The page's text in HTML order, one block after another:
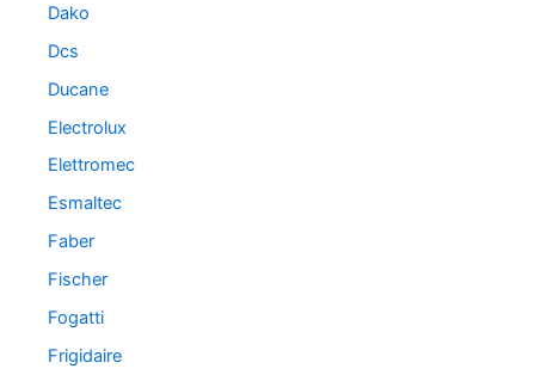
Dako
Dcs
Ducane
Electrolux
Elettromec
Esmaltec
Faber
Fischer
Fogatti
Frigidaire